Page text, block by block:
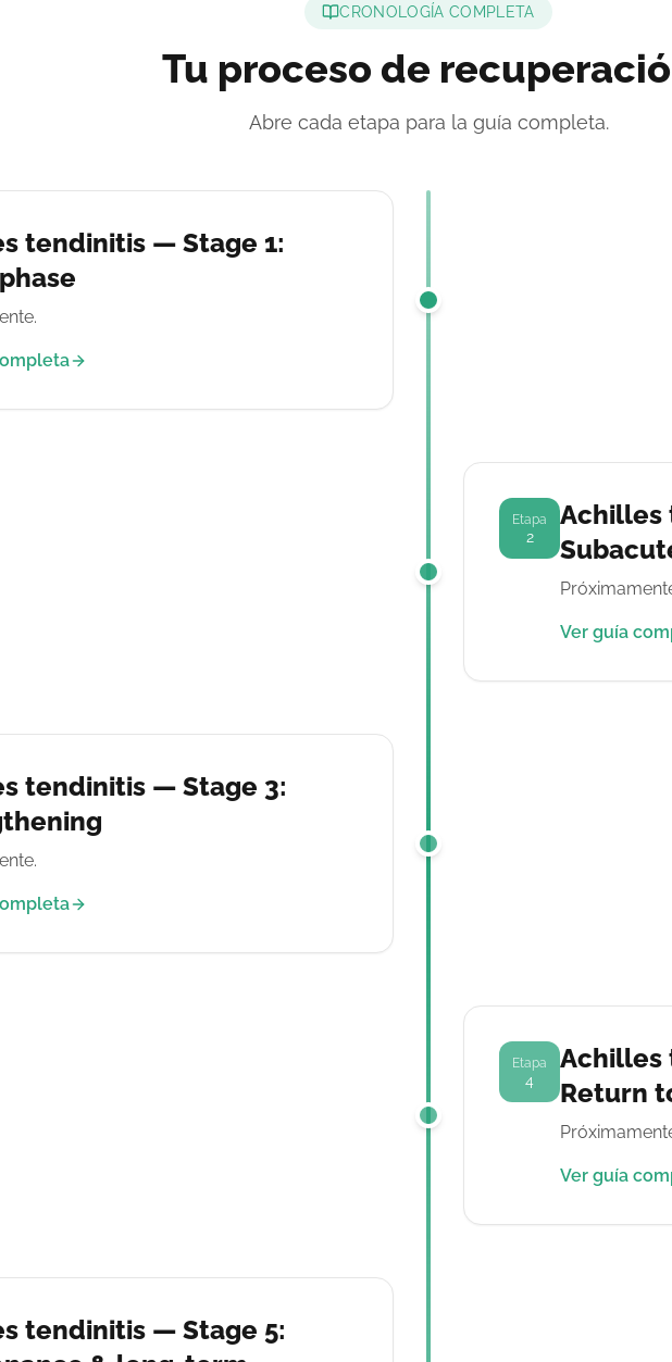
CRONOLOGÍA COMPLETA
Tu proceso de
Abre cada etapa para la guía completa.
tendinitis — Stage 1:
Etapa
2
Achilles
Ver guía
tendinitis — Stage 3:
Etapa
4
Achilles
Return
Ver guía
tendinitis — Stage 5: